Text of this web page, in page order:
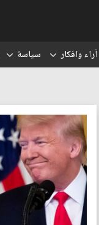
آراء وافكار سياسة